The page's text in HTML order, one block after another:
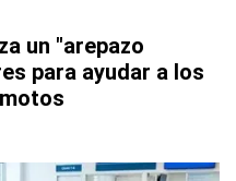
un "arepazo
para ayudar a los